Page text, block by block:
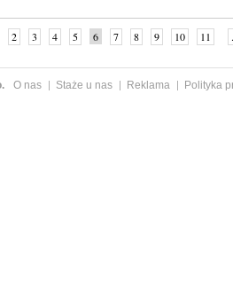
2 3 4 5 6 7 8 9 10 11
O nas Staże u nas Reklama
Polityka